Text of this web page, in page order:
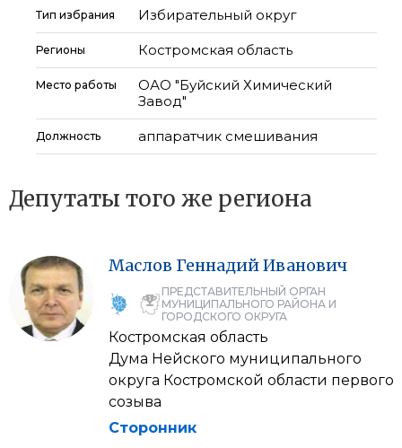
Тип избрания Избирательный округ
Регионы Костромская область
Место работы
ОАО "Буйский Химический
Завод"
Должность аппаратчик смешивания
Депутаты того же региона
Маслов ГеннадийИванович
ПРЕДСТАВИТЕЛЬНЫЙ ОРГАН
МУНИЦИПАЛЬНОГО РАЙОНА И
ГОРОДСКОГО ОКРУГА
Костромская область
Дума Нейского муниципального
округа Костромской области первого
созыва
Сторонник